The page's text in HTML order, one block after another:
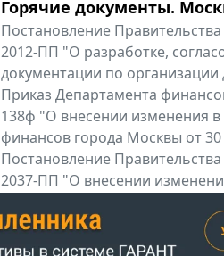
Горячие документы.
Постановление
2012-ПП "О разработке,
документации по
Приказ Департамента
138ф "О внесении изменения
финансов города Москвы от 30
Постановление
2037-ПП "О внесении
Правительства Москвы от 26
Все региональные документы